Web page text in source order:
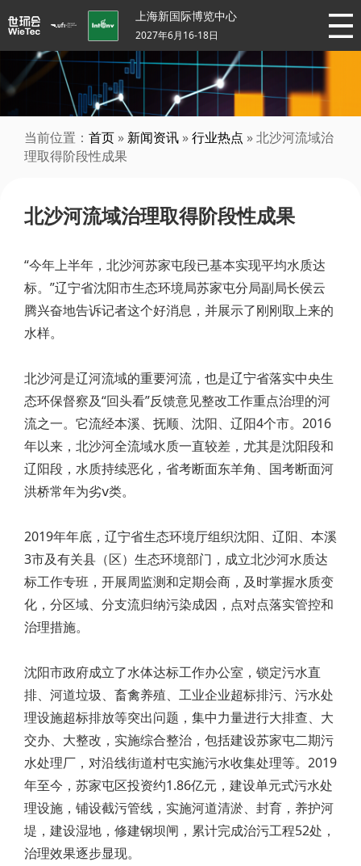
上海新国际博览中心
2027年6月16-18日
当前位置： 首页 » 新闻资讯 »行业热点 » 北沙河流域治
理取得阶段性成果
北沙河流域治理取得阶段性成果
“今年上半年，北沙河苏家屯段已基本实现平均水质达
标。”辽宁省沈阳市生态环境局苏家屯分局副局长侯云
腾兴奋地告诉记者这个好消息，并展示了刚刚取上来的
水样。
北沙河是辽河流域的重要河流，也是辽宁省落实中央生
态环保督察及“回头看”反馈意见整改工作重点治理的河
流之一。它流经本溪、抚顺、沈阳、辽阳4个市。2016
年以来，北沙河全流域水质一直较差，尤其是沈阳段和
辽阳段，水质持续恶化，省考断面东羊角、国考断面河
洪桥常年为劣ⅴ类。
2019年年底，辽宁省生态环境厅组织沈阳、辽阳、本溪
3市及有关县（区）生态环境部门，成立北沙河水质达
标工作专班，开展周监测和定期会商，及时掌握水质变
化，分区域、分支流归纳污染成因，点对点落实管控和
治理措施。
沈阳市政府成立了水体达标工作办公室，锁定污水直
排、河道垃圾、畜禽养殖、工业企业超标排污、污水处
理设施超标排放等突出问题，集中力量进行大排查、大
交办、大整改，实施综合整治，包括建设苏家屯二期污
水处理厂，对沿线街道村屯实施污水收集处理等。2019
年至今，苏家屯区投资约1.86亿元，建设单元式污水处
理设施，铺设截污管线，实施河道清淤、封育，养护河
堤，建设湿地，修建钢坝闸，累计完成治污工程52处，
治理效果逐步显现。